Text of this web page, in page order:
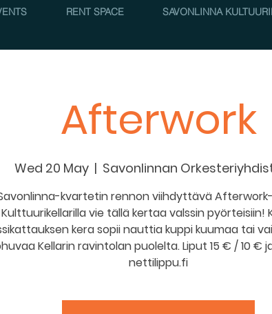
RENT SPACE SAVONLINNA
Afterwork
Wed 20 May
  |
Savonlinnan
kvartetin rennon viihdyttävä
Kulttuurikellarilla vie tällä kertaa valssin pyörteisiin!
kera sopii nauttia kuppi kuumaa tai
Kellarin ravintolan puolelta. Liput 15 € / 10 €
nettilippu.fi